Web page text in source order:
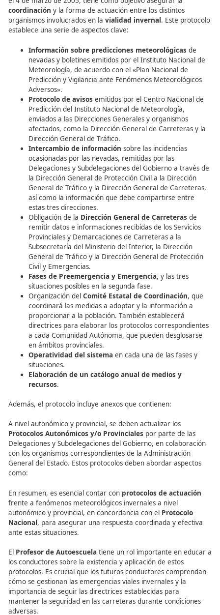
Los ____________ tienen como objetivo principal
coordinación entre las diversas instituciones
en estas labores: a)Protocolos
Profesor de Autoescueladebe estar bien informado
estos riesgos y medidas de seguridad, para así poder
correctamente a sus estudiantes y garantizar una
segura en condiciones invernales.
Protocolos de vialidad invernal
Protocolo de Coordinación de actuaciones de los
Centrales de la Administración General del Estado
el 4 de marzo de 2005, tiene como objetivo asegurar la
coordinacióny la forma de actuación entre los distintos
organismos involucrados en lavialidad invernal. Este
establece una serie de aspectos clave:
Información sobre predicciones meteorológicas
nevadas y boletines emitidos por el Instituto
Meteorología, de acuerdo con el «Plan Nacional
Predicción y Vigilancia ante Fenómenos
Adversos».
Protocolo de avisosemitidos por el Centro
Predicción del Instituto Nacional de Meteorología,
enviados a las Direcciones Generales y
afectados, como la Dirección General de
Dirección General de Tráfico.
Intercambio de información
ocasionadas por las nevadas, remitidas por las
Delegaciones y Subdelegaciones del Gobierno a
la Dirección General de Protección Civil a la
General de Tráfico y la Dirección General de
así como la información que debe compartirse
Obligación de laDirección General de
remitir datos e informaciones recibidas de los
Provinciales y Demarcaciones de Carreteras a la
Subsecretaría del Ministerio del Interior, la
Fases de Preemergencia y Emergencia, y las
situaciones posibles en la segunda fase.
Organización delComité Estatal de
coordinará las medidas a adoptar y la
directrices para elaborar los protocolos
a cada Comunidad Autónoma, que pueden
en ámbitos provinciales.
Operatividad del sistemaen cada una de las
situaciones.
Elaboración de un catálogo anual de medios y